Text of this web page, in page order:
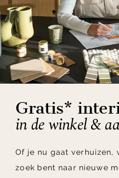
Gratis*
in de winkel &
Of je nu gaat verhuizen,
zoek bent naar nieuwe